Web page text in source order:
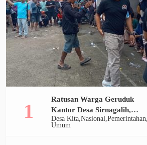
Desa Kita Nasional Pemerintahan
Umum
Ratusan Warga Geruduk
Kantor Desa Sirnagalih,
Pemerintah Bekukan